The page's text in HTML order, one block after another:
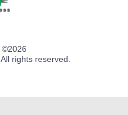
©2026
rights reserved.